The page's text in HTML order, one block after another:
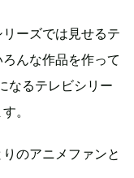
ーズでは見せるテ
んな作品を作って
なるテレビシリー
。
のアニメファンと